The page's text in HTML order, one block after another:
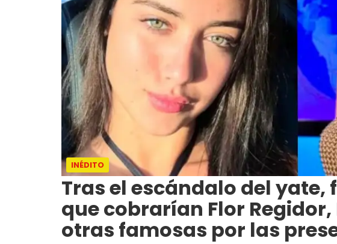
INÉDITO
Tras el escándalo del
que cobrarían Flor
otras famosas por las